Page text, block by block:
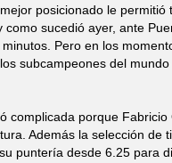
posicionado le
sucedió ayer, ante
Pero en los
subcampeones del
complicada porque
Además la selección de
puntería desde 6.25 para